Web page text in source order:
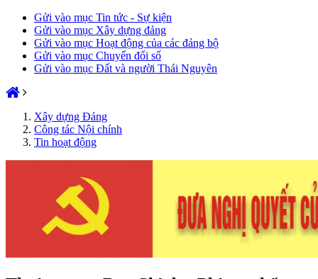
Gửi vào mục Tin tức - Sự kiện
Gửi vào mục Xây dựng đảng
Gửi vào mục Hoạt động của các đảng bộ
Gửi vào mục Chuyển đổi số
Gửi vào mục Đất và người Thái Nguyên
Xây dựng Đảng
Công tác Nội chính
Tin hoạt động